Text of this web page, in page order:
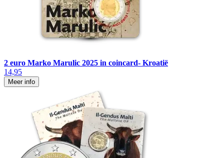
2 euro Marko Marulic 2025 in coincard- Kroatië
14,95
Meer info